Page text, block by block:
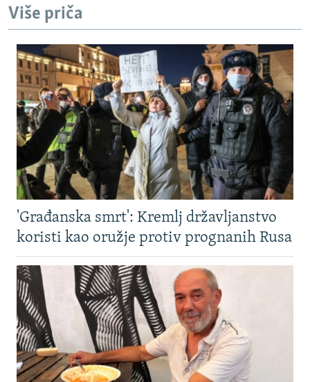
Više priča
'Građanska smrt': Kremlj državljanstvo
koristi kao oružje protiv prognanih Rusa